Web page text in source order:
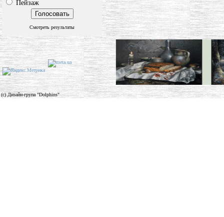
Пейзаж
Смотреть результаты
(c) Дизайн-група "Dolphins"